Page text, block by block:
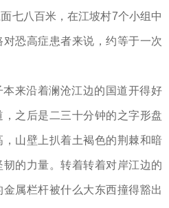
七八百米，在江坡村7个小组中
恐高症患者来说，约等于一次
来沿着澜沧江边的国道开得好
之后是二三十分钟的之字形盘
山壁上扒着土褐色的荆棘和暗
的力量。转着转着对岸江边的
属栏杆被什么大东西撞得豁出